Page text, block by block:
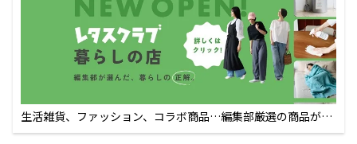
生活雑貨、ファッション、コラボ商品…編集部厳選の商品が買
えるECサイト